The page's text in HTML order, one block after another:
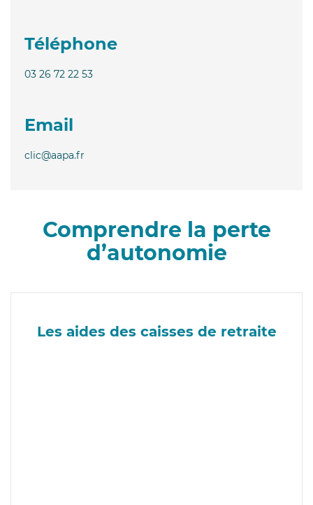
Téléphone
03 26 72 22 53
Email
clic@aapa.fr
Comprendre la perte
d’autonomie
Les aides des caisses de retraite